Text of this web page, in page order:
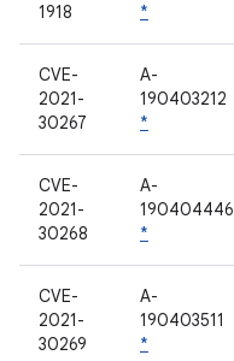
1918
*
CVE-
2021-
30267
A-
190403212
*
CVE-
2021-
30268
A-
190404446
*
CVE-
2021-
30269
A-
190403511
*